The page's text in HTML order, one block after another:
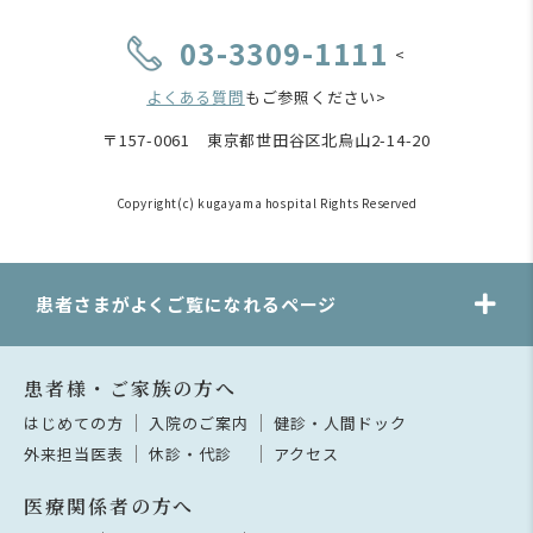
03-3309-1111 <
よくある質問もご参照ください>
〒157-0061 東京都世田谷区北烏山2-14-20
Copyright(c) kugayama hospital Rights Reserved
患者さまがよくご覧になれるページ
患者様・ご家族の方へ
はじめての方 入院のご案内
健診・人間ドック
外来担当医表
休診・代診 アクセス
医療関係者の方へ